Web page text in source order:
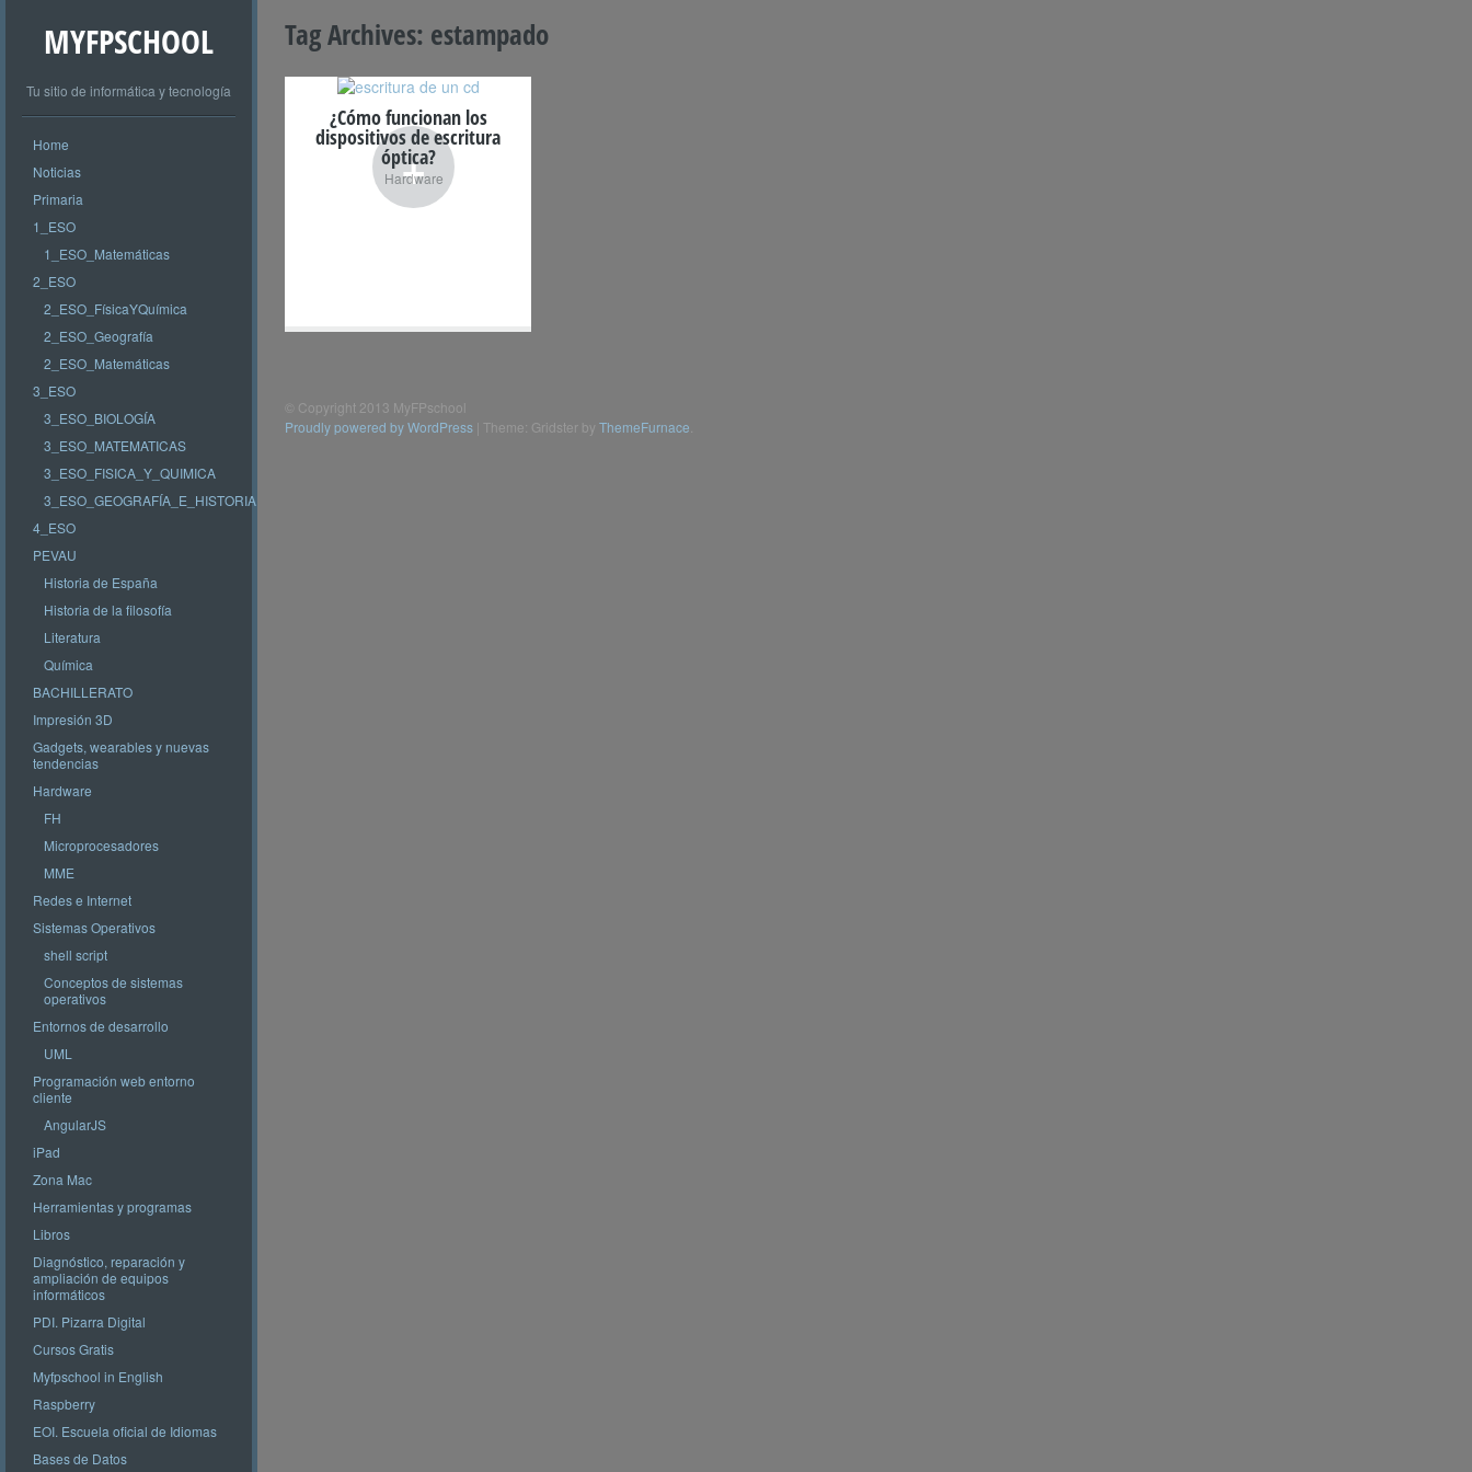
MYFPSCHOOL
Tu sitio de informática y tecnología
Home
Noticias
Primaria
1_ESO
1_ESO_Matemáticas
2_ESO
2_ESO_FísicaYQuímica
2_ESO_Geografía
2_ESO_Matemáticas
3_ESO
3_ESO_BIOLOGÍA
3_ESO_MATEMATICAS
3_ESO_FISICA_Y_QUIMICA
3_ESO_GEOGRAFÍA_E_HISTORIA
4_ESO
PEVAU
Historia de España
Historia de la filosofía
Literatura
Química
BACHILLERATO
Impresión 3D
Gadgets, wearables y nuevas
tendencias
Hardware
FH
Microprocesadores
MME
Redes e Internet
Sistemas Operativos
shell script
Conceptos de sistemas
operativos
Entornos de desarrollo
UML
Programación web entorno
cliente
AngularJS
iPad
Zona Mac
Herramientas y programas
Libros
Diagnóstico, reparación y
ampliación de equipos
informáticos
PDI. Pizarra Digital
Cursos Gratis
Myfpschool in English
Raspberry
EOI. Escuela oficial de Idiomas
Bases de Datos
Tag Archives: estampado
+
¿Cómo funcionan los
dispositivos de escritura
óptica?
Hardware
© Copyright 2013 MyFPschool
Proudly powered by WordPress Theme: Gridster by ThemeFurnace